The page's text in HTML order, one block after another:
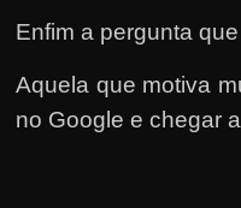
Enfim a pergunta
Aquela que motiva
no Google e chegar